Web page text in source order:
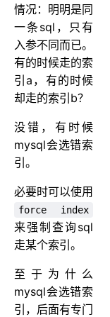
情况：明明是同
一条sql，只有
入参不同而已。
有的时候走的索
引a，有的时候
却走的索引b？
没错，有时候
mysql会选错索
引。
必要时可以使用
force index
来强制查询sql
走某个索引。
至于为什么
mysql会选错索
引，后面有专门